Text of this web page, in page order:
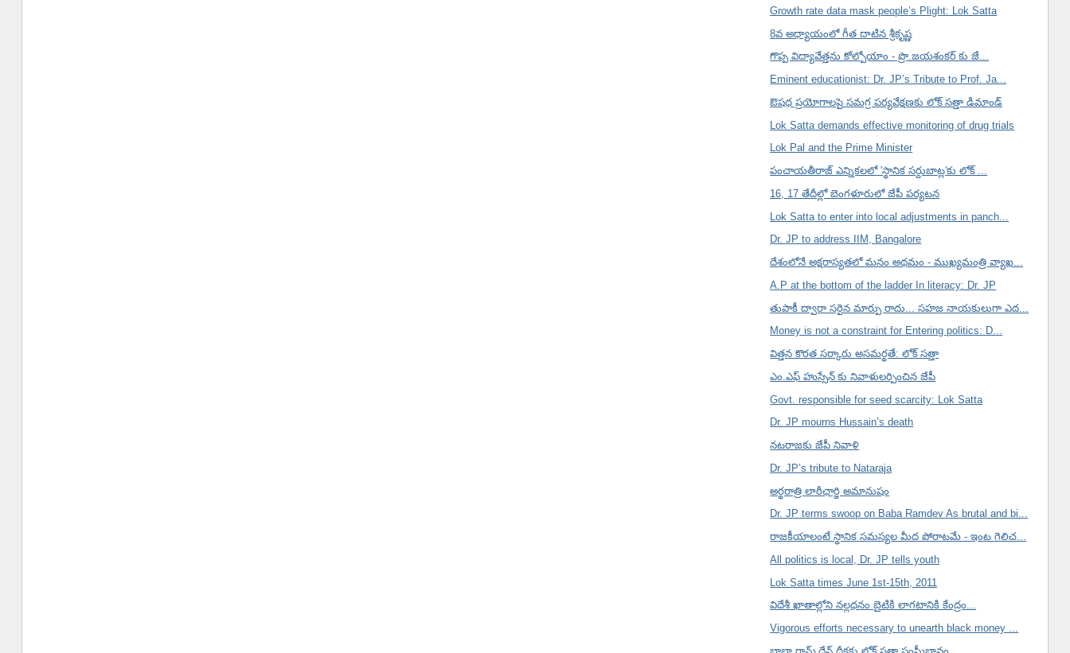
Growth rate data mask people’s Plight: Lok Satta
8వ అధ్యాయంలో గీత దాటిన శ్రీకృష్ణ
గొప్ప విద్యావేత్తను కోల్పోయాం - ప్రొ.జయశంకర్ కు జే...
Eminent educationist: Dr. JP’s Tribute to Prof. Ja...
ఔషధ ప్రయోగాలపై సమగ్ర పర్యవేక్షణకు లోక్ సత్తా డిమాండ్
Lok Satta demands effective monitoring of drug trials
Lok Pal and the Prime Minister
పంచాయతీరాజ్ ఎన్నికలలో 'స్థానిక సర్దుబాట్ల'కు లోక్ ...
16, 17 తేదీల్లో బెంగళూరులో జేపీ పర్యటన
Lok Satta to enter into local adjustments in panch...
Dr. JP to address IIM, Bangalore
దేశంలోనే అక్షరాస్యతలో మనం అథమం - ముఖ్యమంత్రి వ్యాఖ...
A.P at the bottom of the ladder In literacy: Dr. JP
తుపాకీ ద్వారా సరైన మార్పు రాదు... సహజ నాయకులుగా ఎద...
Money is not a constraint for Entering politics: D...
విత్తన కొరత సర్కారు అసమర్థతే: లోక్ సత్తా
ఎం.ఎఫ్ హుస్సేన్ కు నివాళులర్పించిన జేపీ
Govt. responsible for seed scarcity: Lok Satta
Dr. JP mourns Hussain’s death
నటరాజకు జేపీ నివాళి
Dr. JP’s tribute to Nataraja
అర్థరాత్రి లాఠీఛార్జి అమానుషం
Dr. JP terms swoop on Baba Ramdev As brutal and bi...
రాజకీయాలంటే స్థానిక సమస్యల మీద పోరాటమే - ఇంట గెలిచ...
All politics is local, Dr. JP tells youth
Lok Satta times June 1st-15th, 2011
విదేశీ ఖాతాల్లోని నల్లధనం బైటికి లాగటానికి కేంద్రం...
Vigorous efforts necessary to unearth black money ...